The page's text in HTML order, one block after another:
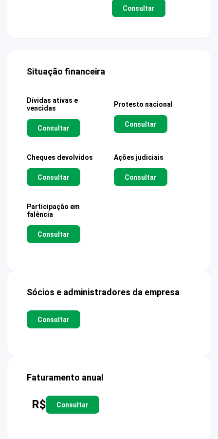
Consultar
Situação financeira
Dívidas ativas e
vencidas
Consultar
Protesto nacional
Consultar
Cheques devolvidos
Consultar
Ações judiciais
Consultar
Participação em
falência
Consultar
Sócios e administradores da empresa
Consultar
Faturamento anual
R$ Consultar